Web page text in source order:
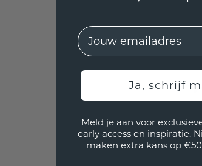
EMail
Ja, schrijf
Meld je aan voor
early access en inspiratie.
maken extra kans op